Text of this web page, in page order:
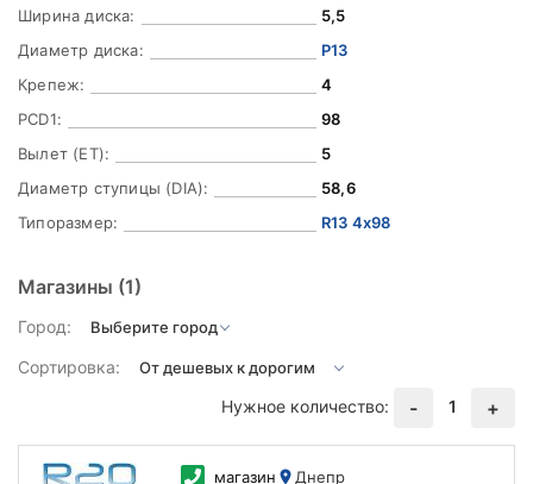
Ширина диска:
5,5
Диаметр диска:
Р13
Крепеж:
4
PCD1:
98
Вылет (ET):
5
Диаметр ступицы (DIA):
58,6
Типоразмер:
R13 4x98
Магазины (1)
Город:
Сортировка:
Нужное количество:
- 1 +
магазин Днепр